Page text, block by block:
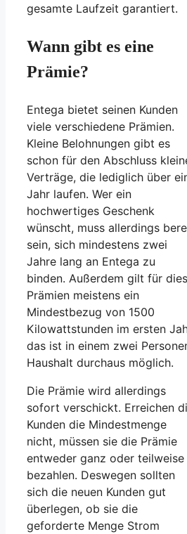
gesamte Laufzeit garantiert.
Wann gibt es eine
Prämie?
Entega bietet seinen Kunden
viele verschiedene Prämien.
Kleine Belohnungen gibt es
schon für den Abschluss
Verträge, die lediglich über
Jahr laufen. Wer ein
hochwertiges Geschenk
wünscht, muss allerdings
sein, sich mindestens zwei
Jahre lang an Entega zu
binden. Außerdem gilt für
Prämien meistens ein
Mindestbezug von 1500
Kilowattstunden im ersten
das ist in einem zwei
Haushalt durchaus möglich.
Die Prämie wird allerdings
sofort verschickt. Erreichen
Kunden die Mindestmenge
nicht, müssen sie die Prämie
entweder ganz oder teilweise
bezahlen. Deswegen sollten
sich die neuen Kunden gut
überlegen, ob sie die
geforderte Menge Strom